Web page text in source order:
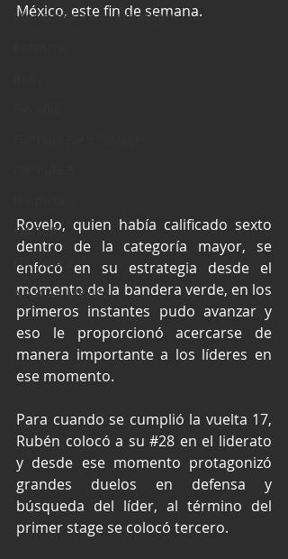
Mexicanos en el extranjero
FIA TCR
Fórmula 2
NASCAR México
México, este fin de semana.
Rovelo, quien había calificado sexto
dentro de la categoría mayor, se
enfocó en su estrategia desde el
momento de la bandera verde, en los
primeros instantes pudo avanzar y
eso le proporcionó acercarse de
manera importante a los líderes en
ese momento.
Para cuando se cumplió la vuelta 17,
Rubén colocó a su #28 en el liderato
y desde ese momento protagonizó
grandes duelos en defensa y
búsqueda del líder, al término del
primer stage se colocó tercero.